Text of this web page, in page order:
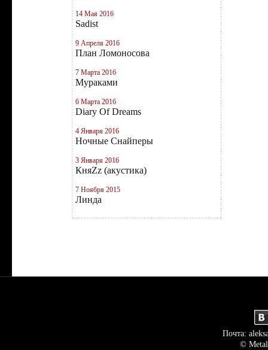
14 Мая 2016
Sadist
9 Апреля 2016
План Ломоносова
7 Марта 2016
Мураками
6 Марта 2016
Diary Of Dreams
4 Января 2016
Ночные Снайперы
3 Января 2016
КняZz (акустика)
7 Ноября 2015
Линда
Почта:
©